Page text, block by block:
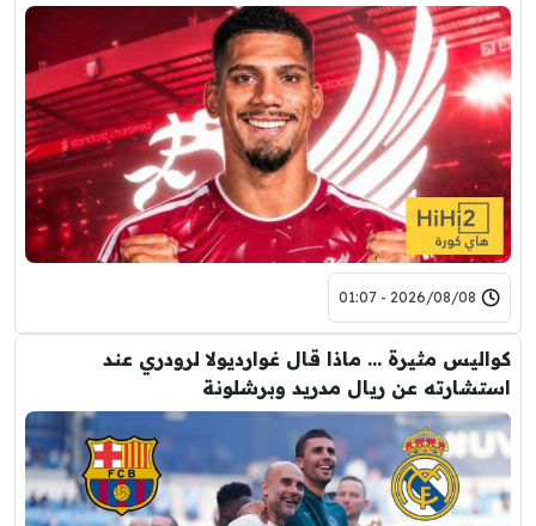
2026/08/08 - 01:07
كواليس مثيرة … ماذا قال غوارديولا لرودري عند
استشارته عن ريال مدريد وبرشلونة